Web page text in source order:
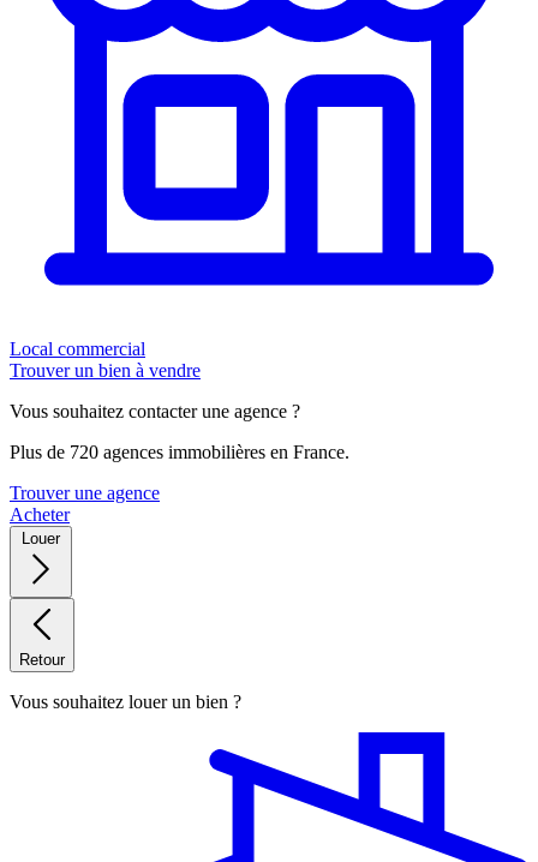
Local commercial
Trouver un bien à vendre
Vous souhaitez contacter une agence ?
Plus de 720 agences immobilières en France.
Trouver une agence
Acheter
Louer
Retour
Vous souhaitez louer un bien ?